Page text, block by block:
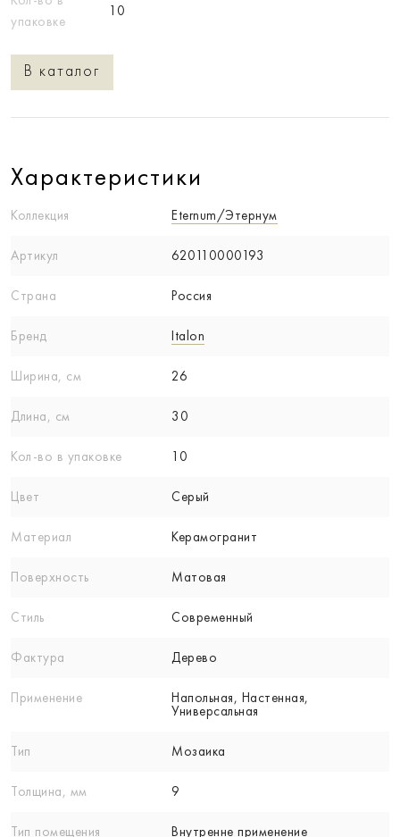
упаковке
10
В каталог
Характеристики
Коллекция Eternum/Этернум
Артикул 620110000193
Страна Россия
Бренд Italon
Ширина, см 26
Длина, см 30
Кол-вo в упаковке 10
Цвет Серый
Материал Керамогранит
Поверхность Матовая
Стиль Современный
Фактура Дерево
Применение
Напольная, Настенная,
Универсальная
Тип Мозаика
Толщина, мм 9
Тип помещения Внутренне применение